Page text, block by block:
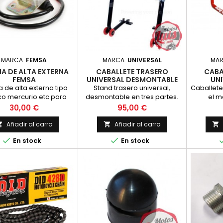
MARCA: FEMSA
DE ALTA EXTERNA
FEMSA
de alta externa tipo
mercurio etc para
femsa, compatible
cualquier enc
Precio
30,00 €
Añadir al carro
 En stock
MARCA: UNIVERSAL
CABALLETE TRASERO
UNIVERSAL DESMONTABLE
CON SOPORTES
Stand trasero universal,
desmontable en tres partes.
Se entrega con adaptadores
de goma en L Montaje rápido
y fácil
Precio
95,00 €
 Añadir al carro
 En stock
el
